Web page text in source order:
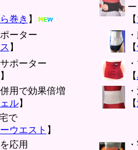
巻き 】
ー
【
ーター
】
【
ポーター
】
【
用で効果倍増
ル】
【
で
ウエスト 】
応用